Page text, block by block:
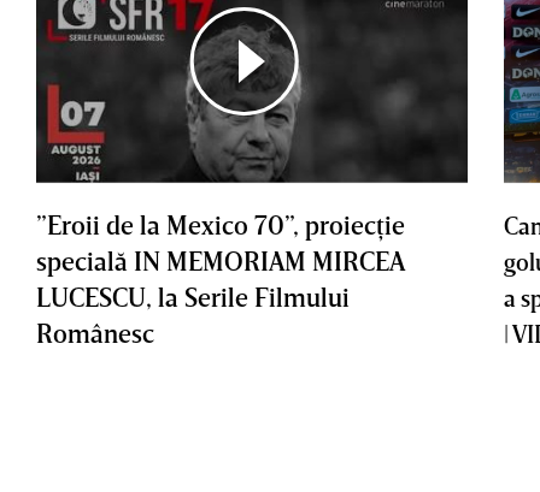
”Eroii de la Mexico 70”, proiecţie
specială IN MEMORIAM MIRCEA
LUCESCU, la Serile Filmului
Românesc
a
|